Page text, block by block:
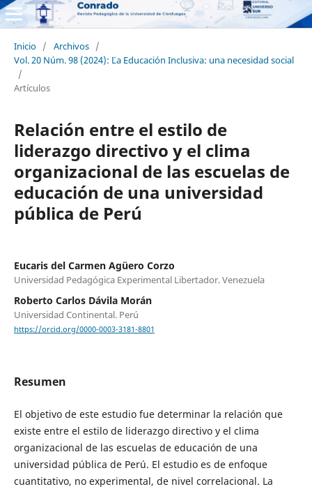
Inicio / Archivos /
Vol. 20 Núm. 98 (2024): ¨¨La Educación Inclusiva: una necesidad social
/
Artículos
Relación entre el estilo de
liderazgo directivo y el clima
organizacional de las escuelas de
educación de una universidad
pública de Perú
Eucaris del Carmen Agüero Corzo
Universidad Pedagógica Experimental Libertador. Venezuela
Roberto Carlos Dávila Morán
Universidad Continental. Perú
https://orcid.org/0000-0003-3181-8801
Resumen
El objetivo de este estudio fue determinar la relación que
existe entre el estilo de liderazgo directivo y el clima
organizacional de las escuelas de educación de una
universidad pública de Perú. El estudio es de enfoque
cuantitativo, no experimental, de nivel correlacional. La